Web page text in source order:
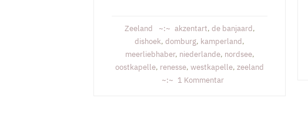
Zeeland akzentart, de banjaard,
dishoek,domburg, kamperland,
meerliebhaber, niederlande, nordsee,
oostkapelle, renesse,westkapelle,zeeland
1 Kommentarzu